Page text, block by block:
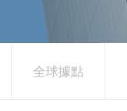
全球據點